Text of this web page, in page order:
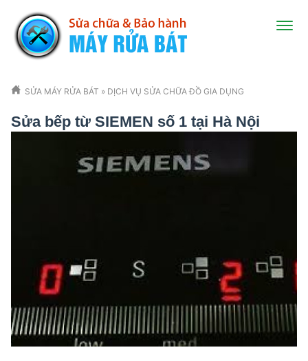
SỬA MÁY RỬA BÁT » DỊCH VỤ SỬA CHỮA ĐỒ GIA DỤNG
Sửa bếp từ SIEMEN số 1 tại Hà Nội